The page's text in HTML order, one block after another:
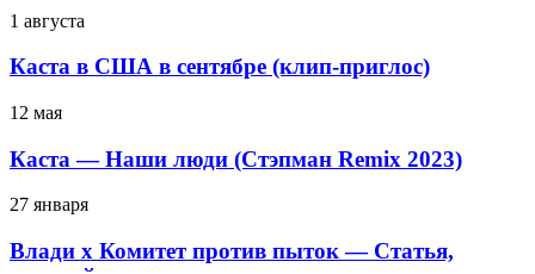
1 августа
Каста в США в сентябре (клип-приглос)
12 мая
Каста — Наши люди (Стэпман Remix 2023)
27 января
Влади х Комитет против пыток — Статья,